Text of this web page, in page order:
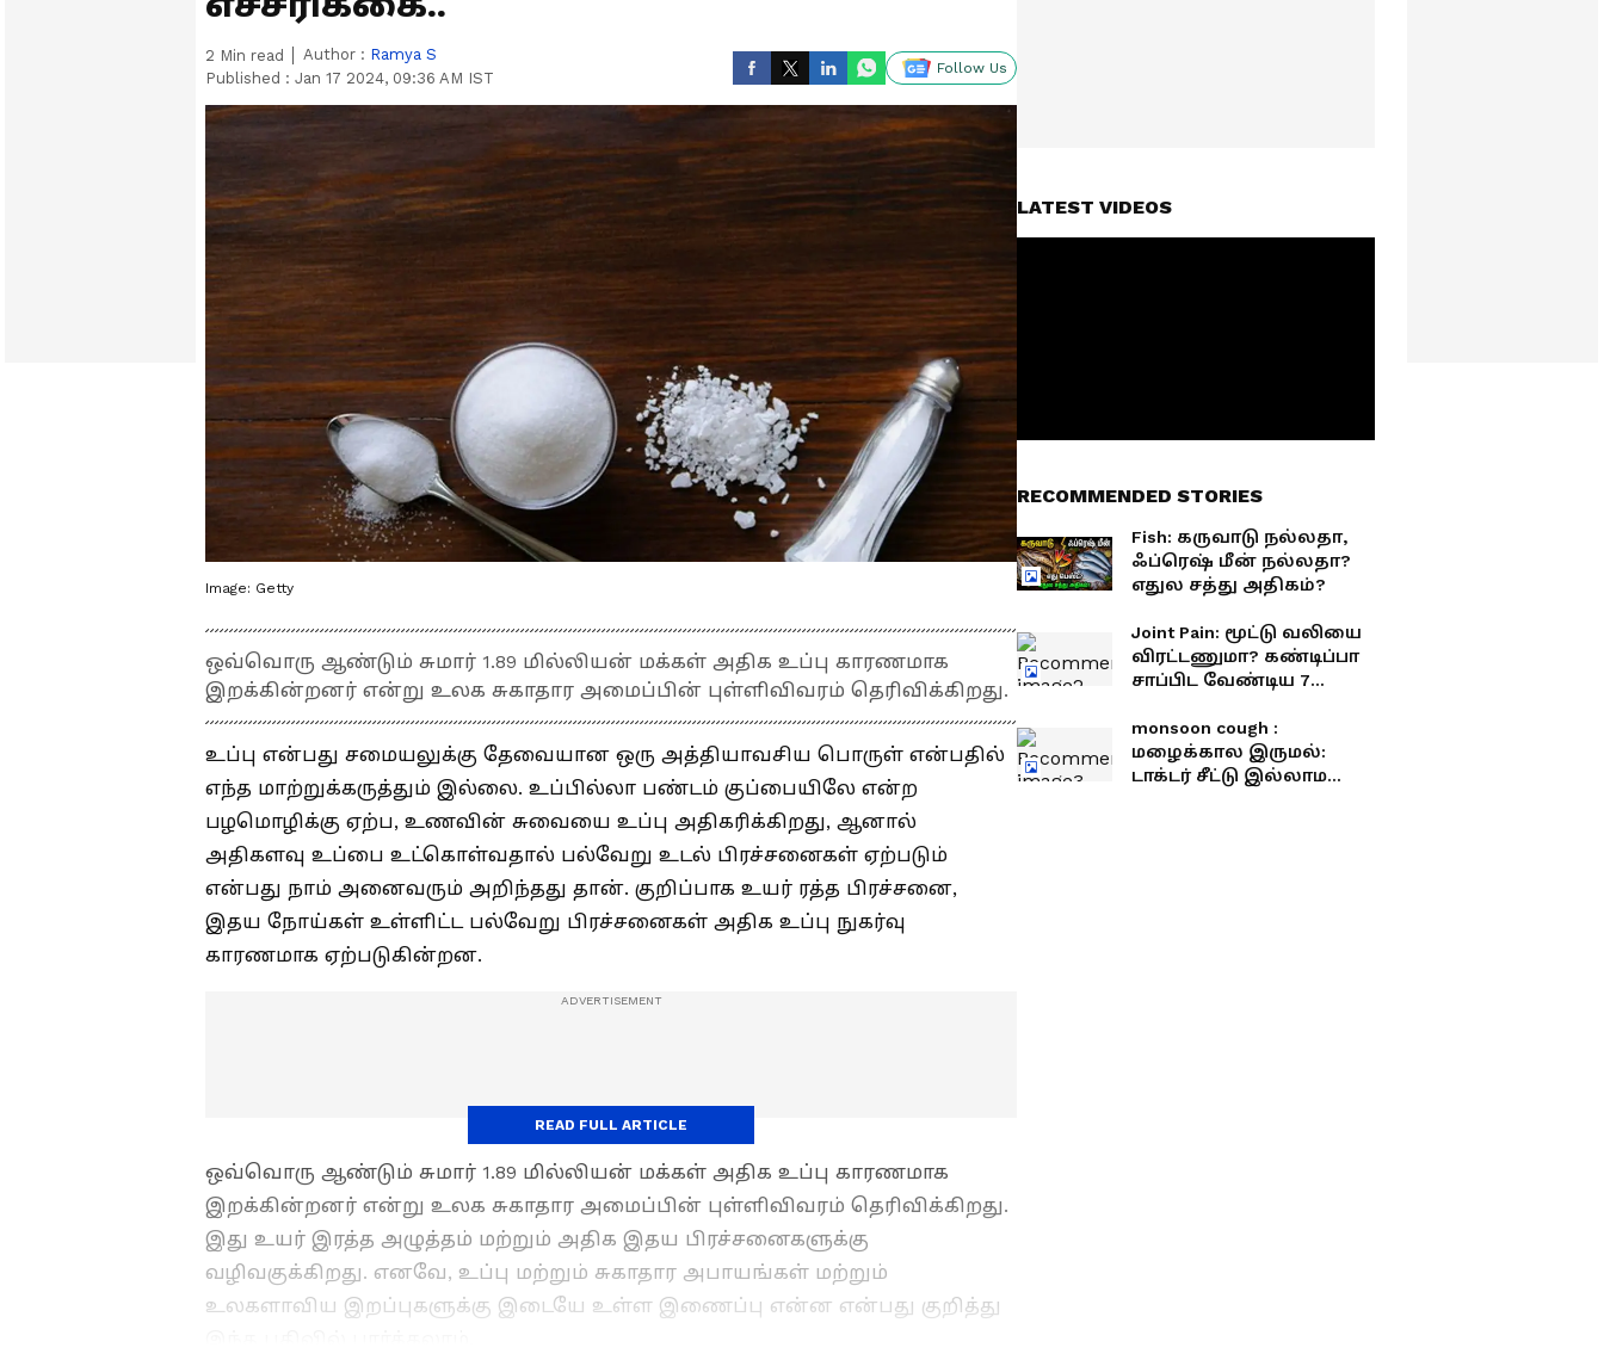
2 Min read Author : Ramya S
Published : Jan 17 2024, 09:36 AM IST
Follow Us
Image: Getty
ஒவ்வொரு ஆண்டும் சுமார் 1.89 மில்லியன் மக்கள் அதிக உப்பு காரணமாக
இறக்கின்றனர் என்று உலக சுகாதார அமைப்பின் புள்ளிவிவரம் தெரிவிக்கிறது.
உப்பு என்பது சமையலுக்கு தேவையான ஒரு அத்தியாவசிய பொருள் என்பதில்
எந்த மாற்றுக்கருத்தும் இல்லை. உப்பில்லா பண்டம் குப்பையிலே என்ற
பழமொழிக்கு ஏற்ப, உணவின் சுவையை உப்பு அதிகரிக்கிறது, ஆனால்
அதிகளவு உப்பை உட்கொள்வதால் பல்வேறு உடல் பிரச்சனைகள் ஏற்படும்
என்பது நாம் அனைவரும் அறிந்தது தான். குறிப்பாக உயர் ரத்த பிரச்சனை,
இதய நோய்கள் உள்ளிட்ட பல்வேறு பிரச்சனைகள் அதிக உப்பு நுகர்வு
காரணமாக ஏற்படுகின்றன.
ஒவ்வொரு ஆண்டும் சுமார் 1.89 மில்லியன் மக்கள் அதிக உப்பு காரணமாக
இறக்கின்றனர் என்று உலக சுகாதார அமைப்பின் புள்ளிவிவரம் தெரிவிக்கிறது.
இது உயர் இரத்த அழுத்தம் மற்றும் அதிக இதய பிரச்சனைகளுக்கு
வழிவகுக்கிறது. எனவே, உப்பு மற்றும் சுகாதார அபாயங்கள் மற்றும்
உலகளாவிய இறப்புகளுக்கு இடையே உள்ள இணைப்பு என்ன என்பது குறித்து
READ FULL ARTICLE
LATEST VIDEOS
RECOMMENDED STORIES
Fish: கருவாடு நல்லதா,
ஃப்ரெஷ் மீன் நல்லதா?
எதுல சத்து அதிகம்?
Joint Pain: மூட்டு வலியை
விரட்டணுமா? கண்டிப்பா
சாப்பிட வேண்டிய 7
monsoon cough :
மழைக்கால இருமல்:
டாக்டர் சீட்டு இல்லாம